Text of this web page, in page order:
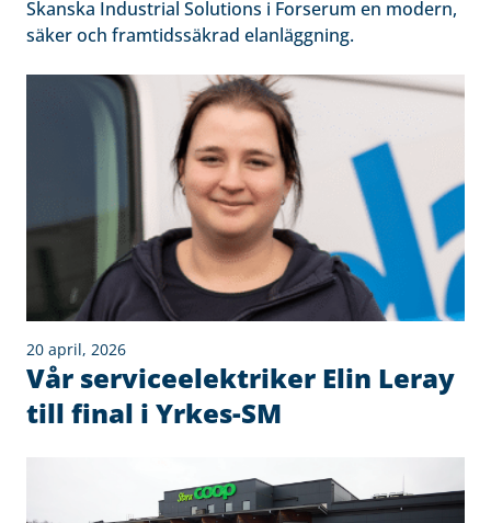
Skanska Industrial Solutions i Forserum en modern,
säker och framtidssäkrad elanläggning.
20 april, 2026
Vår serviceelektriker Elin Leray
till final i Yrkes-SM